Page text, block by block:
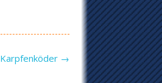
Karpfenköder →